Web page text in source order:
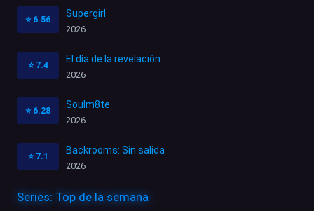
⭐ 6.56
Supergirl
2026
⭐ 7.4
El día de la revelación
2026
⭐ 6.28
Soulm8te
2026
⭐ 7.1
Backrooms: Sin salida
2026
Series: Top de la semana